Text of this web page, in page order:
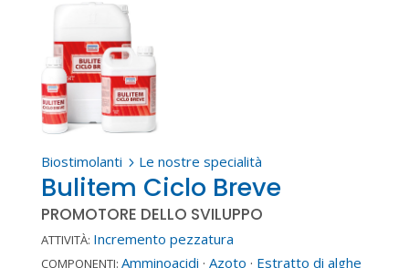
Biostimolanti 5 Le nostre specialità
Bulitem Ciclo Breve
PROMOTORE DELLO SVILUPPO
ATTIVITÀ: Incremento pezzatura
COMPONENTI: Amminoacidi · Azoto · Estratto di alghe